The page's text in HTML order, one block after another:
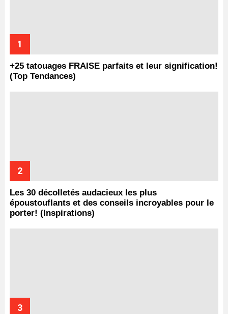
+25 tatouages ​​FRAISE parfaits et leur signification!
(Top Tendances)
Les 30 décolletés audacieux les plus
époustouflants et des conseils incroyables pour le
porter! (Inspirations)